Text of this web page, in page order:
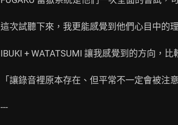
這次試聽下來，我更能感覺到他們心目中的
IBUKI + WATATSUMI 讓我感覺到的方向，比
「讓錄音裡原本存在、但平常不一定會被注
---